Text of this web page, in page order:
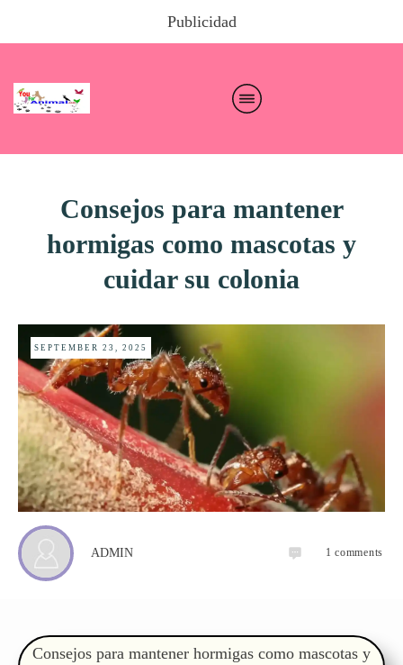
Publicidad
Consejos para mantener
hormigas como mascotas y
cuidar su colonia
SEPTEMBER 23, 2025
ADMIN 1 comments
Consejos para mantener hormigas como mascotas y